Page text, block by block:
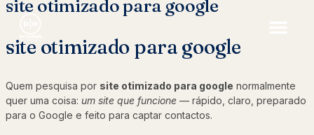
site otimizado para google
site otimizado para google
Quem pesquisa por site otimizado para google normalmente
quer uma coisa: um site que funcione — rápido, claro, preparado
para o Google e feito para captar contactos.